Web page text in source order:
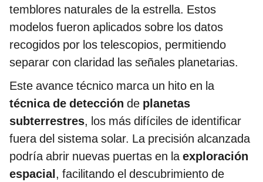
temblores naturales de la estrella. Estos
modelos fueron aplicados sobre los datos
recogidos por los telescopios, permitiendo
separar con claridad las señales planetarias.
Este avance técnico marca un hito en la
técnica de detección de planetas
subterrestres, los más difíciles de identificar
fuera del sistema solar. La precisión alcanzada
podría abrir nuevas puertas en laexploración
espacial, facilitando el descubrimiento de